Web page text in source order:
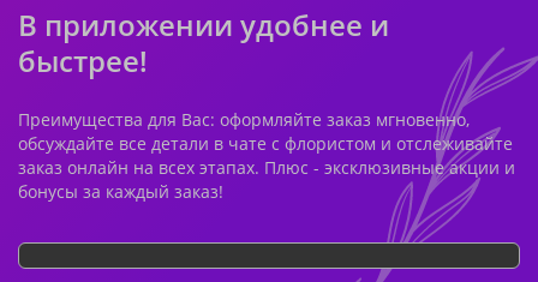
В приложении удобнее и
быстрее!
Преимущества для Вас: оформляйте заказ мгновенно,
обсуждайте все детали в чате с флористом и отслеживайте
заказ онлайн на всех этапах. Плюс - эксклюзивные акции и
бонусы за каждый заказ!